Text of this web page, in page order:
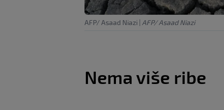
AFP/ Asaad Niazi | AFP/ Asaad Niazi
Nema više ribe